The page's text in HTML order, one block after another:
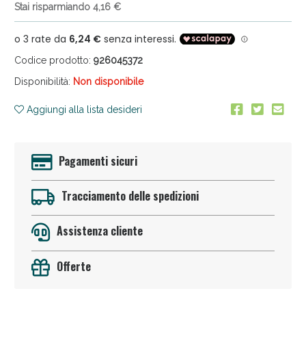
Stai risparmiando 4,16 €
Codice prodotto: 926045372
Disponibilità: Non disponibile
Aggiungi alla lista desideri
Pagamenti sicuri
Tracciamento delle spedizioni
Assistenza cliente
Offerte
Anticellulite e Fanghi: Sconto fino al 40% valido